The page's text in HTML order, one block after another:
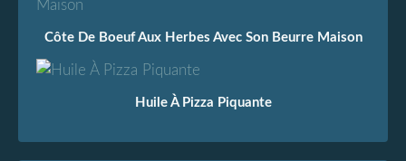
Côte De Boeuf Aux Herbes Avec Son Beurre Maison
Huile À Pizza Piquante